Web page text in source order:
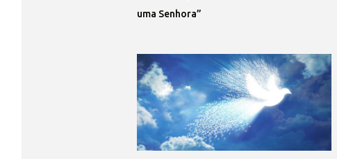
uma Senhora”